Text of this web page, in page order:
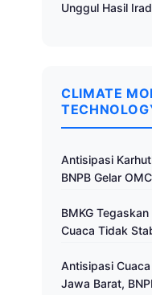
Unggul Hasil
CLIMATE
Antisipasi
BNPB Gelar
BMKG
Cuaca Tidak
Antisipasi
Jawa Barat,